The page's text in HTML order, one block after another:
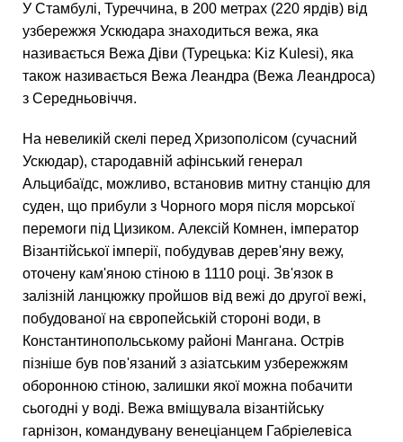
У Стамбулі, Туреччина, в 200 метрах (220 ярдів) від
узбережжя Ускюдара знаходиться вежа, яка
називається Вежа Діви (Турецька: Kiz Kulesi), яка
також називається Вежа Леандра (Вежа Леандроса)
з Середньовіччя.
На невеликій скелі перед Хризополісом (сучасний
Ускюдар), стародавній афінський генерал
Альцибаїдс, можливо, встановив митну станцію для
суден, що прибули з Чорного моря після морської
перемоги під Цизиком. Алексій Комнен, імператор
Візантійської імперії, побудував дерев'яну вежу,
оточену кам'яною стіною в 1110 році. Зв'язок в
залізній ланцюжку пройшов від вежі до другої вежі,
побудованої на європейській стороні води, в
Константинопольському районі Мангана. Острів
пізніше був пов'язаний з азіатським узбережжям
оборонною стіною, залишки якої можна побачити
сьогодні у воді. Вежа вміщувала візантійську
гарнізон, командувану венеціанцем Габріелевіса